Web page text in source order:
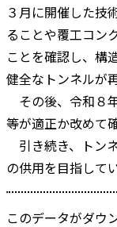
３月に開催した技
ることや覆工コン
ことを確認し、構
健全なトンネルが
その後、令和８
等が適正か改めて
引き続き、トン
の供用を目指して
このデータがダウ